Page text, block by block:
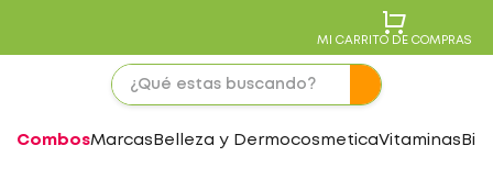
MI CARRITO DE COMPRAS
CombosMarcas Belleza y DermocosmeticaVitaminas